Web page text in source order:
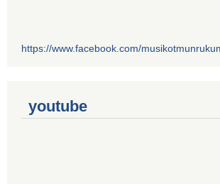
https://www.facebook.com/
youtube